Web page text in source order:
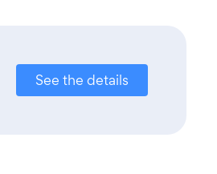
See the details